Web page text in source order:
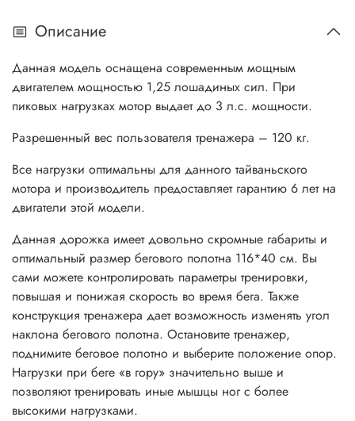
Описание
Данная модель оснащена современным мощным
двигателем мощностью 1,25 лошадиных сил. При
пиковых нагрузках мотор выдает до 3 л.с. мощности.
Разрешенный вес пользователя тренажера – 120 кг.
Все нагрузки оптимальны для данного тайваньского
мотора и производитель предоставляет гарантию 6 лет на
двигатели этой модели.
Данная дорожка имеет довольно скромные габариты и
оптимальный размер бегового полотна 116*40 см. Вы
сами можете контролировать параметры тренировки,
повышая и понижая скорость во время бега. Также
конструкция тренажера дает возможность изменять угол
наклона бегового полотна. Остановите тренажер,
поднимите беговое полотно и выберите положение опор.
Нагрузки при беге «в гору» значительно выше и
позволяют тренировать иные мышцы ног с более
высокими нагрузками.